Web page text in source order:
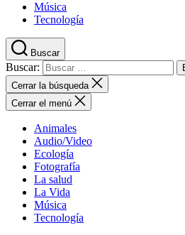
Música
Tecnología
Buscar
Buscar:
Cerrar la búsqueda
Cerrar el menú
Animales
Audio/Video
Ecología
Fotografía
La salud
La Vida
Música
Tecnología